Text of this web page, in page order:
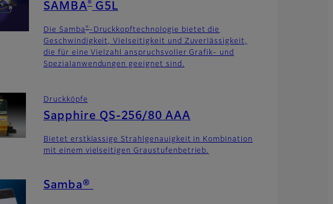
SAMBA®G5L
Die Samba® -Druckkopftechnologie bietet die
Geschwindigkeit, Vielseitigkeit und Zuverlässigkeit,
die für eine Vielzahl anspruchsvoller Grafik- und
Spezialanwendungen geeignet sind.
Druckköpfe
Sapphire QS-256/80 AAA
Bietet erstklassige Strahlgenauigkeit in Kombination
mit einem vielseitigen Graustufenbetrieb.
Samba®